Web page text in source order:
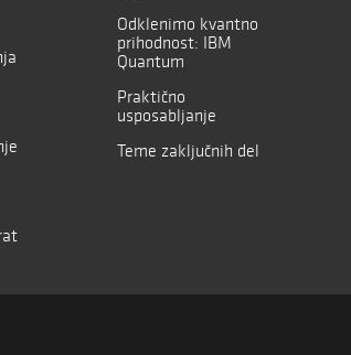
Odklenimo kvantno
prihodnost: IBM
Quantum
Praktično
usposabljanje
Teme zaključnih del